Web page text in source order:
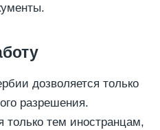
дозволяется только
разрешения.
только тем иностранцам,